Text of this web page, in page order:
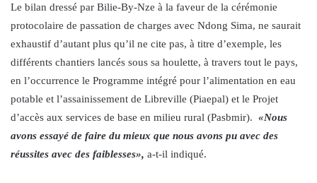
Le bilan dressé par Bilie-By-Nze à la faveur de la cérémonie
protocolaire de passation de charges avec Ndong Sima, ne saurait
exhaustif d’autant plus qu’il ne cite pas, à titre d’exemple, les
différents chantiers lancés sous sa houlette, à travers tout le pays,
en l’occurrence le Programme intégré pour l’alimentation en eau
potable et l’assainissement de Libreville (Piaepal) et le Projet
d’accès aux services de base en milieu rural (Pasbmir). «Nous
avons essayé de faire du mieux que nous avons pu avec des
réussites avec des faiblesses», a-t-il indiqué.